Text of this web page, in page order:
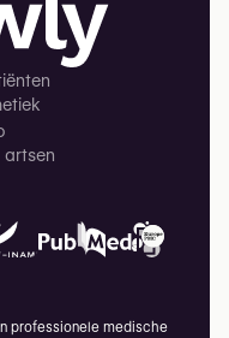
artsen
professionele medische